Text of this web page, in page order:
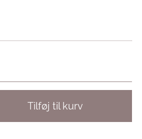
Tilføj til kurv